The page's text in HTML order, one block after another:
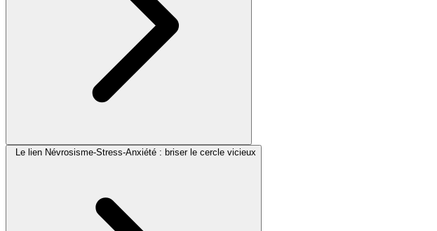
Le lien Névrosisme-Stress-Anxiété : briser le cercle vicieux